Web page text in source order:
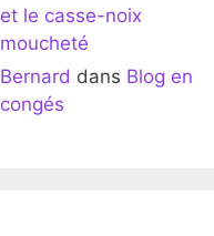
et le casse-noix
moucheté
Bernard dans Blog en
congés